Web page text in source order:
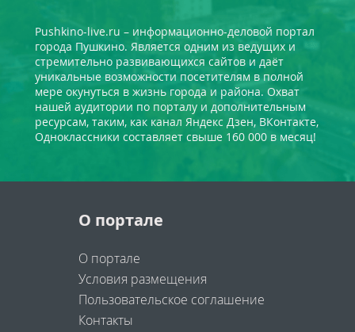
Pushkino-live.ru – информационно-деловой портал
города Пушкино. Является одним из ведущих и
стремительно развивающихся сайтов и даёт
уникальные возможности посетителям в полной
мере окунуться в жизнь города и района. Охват
нашей аудитории по порталу и дополнительным
ресурсам, таким, как канал Яндекс Дзен, ВКонтакте,
Одноклассники составляет свыше 160 000 в месяц!
О портале
О портале
Условия размещения
Пользовательское соглашение
Контакты